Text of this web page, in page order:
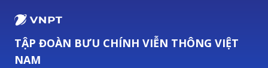
TẬP ĐOÀN BƯU CHÍNH VIỄN THÔNG VIỆT
NAM